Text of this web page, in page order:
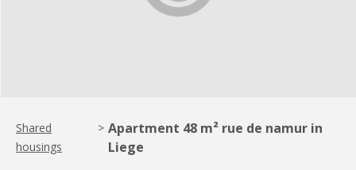
Shared
housings
> Apartment 48 m² rue de namur in
Liege